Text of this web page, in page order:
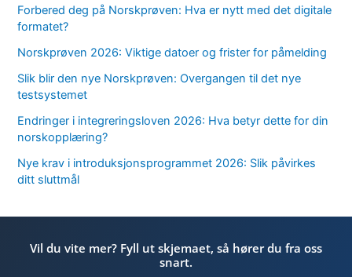
Forbered deg på Norskprøven: Hva er nytt med det digitale
formatet?
Norskprøven 2026: Viktige datoer og frister for påmelding
Slik blir den nye Norskprøven: Overgangen til det nye
testsystemet
Endringer i integreringsloven 2026: Hva betyr dette for din
norskopplæring?
Nye krav i introduksjonsprogrammet 2026: Slik påvirkes
ditt sluttmål
Vil du vite mer? Fyll ut skjemaet, så hører du fra oss
snart.